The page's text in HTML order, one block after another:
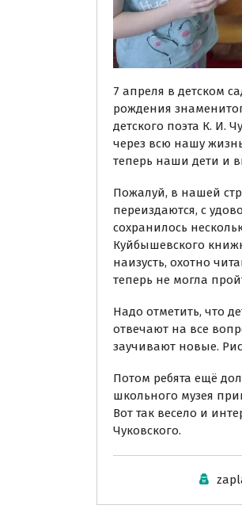
7 апреля в детском
рождения
детского поэта К. И.
через всю нашу
теперь наши дети и
Пожалуй, в нашей
переиздаются, с
сохранилось
Куйбышевского
наизусть, охотно
теперь не могла
Надо отметить, что
отвечают на все
заучивают новые.
Потом ребята ещё
школьного музея
Вот так весело и
Чуковского.